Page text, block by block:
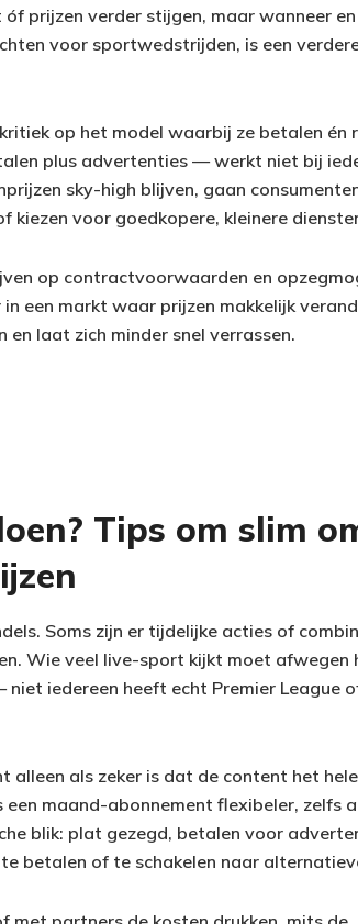
prijzen verder stijgen, maar wanneer en
voor sportwedstrijden, is een
op het model waarbij ze betalen én
plus advertenties — werkt niet bij
sky-high blijven, gaan
voor goedkopere, kleinere
op contractvoorwaarden en
een markt waar prijzen makkelijk
laat zich minder snel verrassen.
Tips om slim
Soms zijn er tijdelijke acties of
Wie veel live-sport kijkt moet afwegen
iedereen heeft echt Premier League
alleen als zeker is dat de content het
maand-abonnement flexibeler, zelfs
blik: plat gezegd, betalen voor
betalen of te schakelen naar